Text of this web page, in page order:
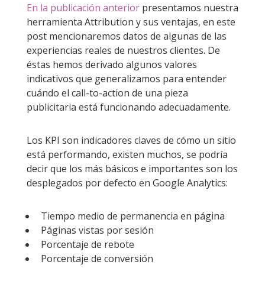
En la publicación anteriorpresentamos nuestra
herramienta Attribution y sus ventajas, en este
post mencionaremos datos de algunas de las
experiencias reales de nuestros clientes. De
éstas hemos derivado algunos valores
indicativos que generalizamos para entender
cuándo el call-to-action de una pieza
publicitaria está funcionando adecuadamente.
Los KPI son indicadores claves de cómo un sitio
está performando, existen muchos, se podría
decir que los más básicos e importantes son los
desplegados por defecto en Google Analytics:
Tiempo medio de permanencia en página
Páginas vistas por sesión
Porcentaje de rebote
Porcentaje de conversión